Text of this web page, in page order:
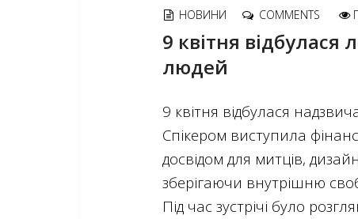
НОВИНИ COMMENTS
9 квітня відбулася
людей
9 квітня відбулася
Спікером виступила
досвідом для митців,
зберігаючи внутрішню
Під час зустрічі було